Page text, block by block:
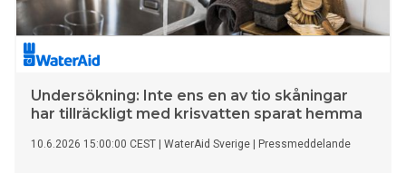
Undersökning: Inte ens en av tio skåningar
har tillräckligt med krisvatten sparat hemma
10.6.2026 15:00:00 CEST WaterAid Sverige Pressmeddelande